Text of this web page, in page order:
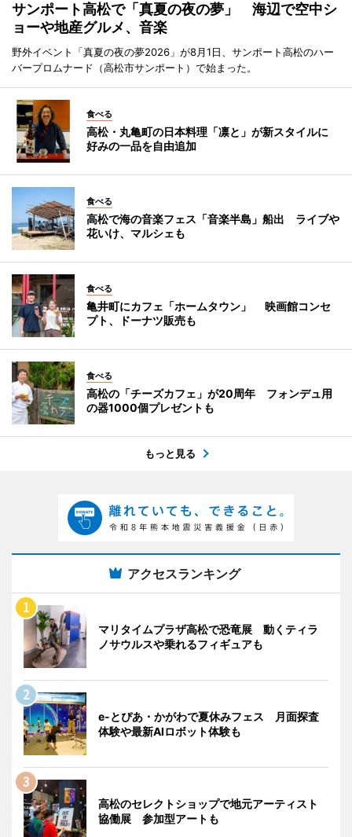
サンポート高松で「真夏の夜の夢」 海辺で空中シ
ョーや地産グルメ、音楽
野外イベント「真夏の夜の夢2026」が8月1日、サンポート高松のハー
バープロムナード（高松市サンポート）で始まった。
食べる
高松・丸亀町の日本料理「凛と」が新スタイルに
好みの一品を自由追加
食べる
高松で海の音楽フェス「音楽半島」船出 ライブや
花いけ、マルシェも
食べる
亀井町にカフェ「ホームタウン」 映画館コンセ
プト、ドーナツ販売も
食べる
高松の「チーズカフェ」が20周年 フォンデュ用
の器1000個プレゼントも
もっと見る
アクセスランキング
マリタイムプラザ高松で恐竜展 動くティラ
ノサウルスや乗れるフィギュアも
e-とぴあ・かがわで夏休みフェス 月面探査
体験や最新AIロボット体験も
高松のセレクトショップで地元アーティスト
協働展 参加型アートも